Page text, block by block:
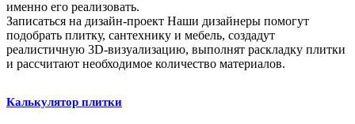
именно его реализовать.
Записаться на дизайн-проект Наши дизайнеры помогут
подобрать плитку, сантехнику и мебель, создадут
реалистичную 3D-визуализацию, выполнят раскладку плитки
и рассчитают необходимое количество материалов.
Калькулятор плитки